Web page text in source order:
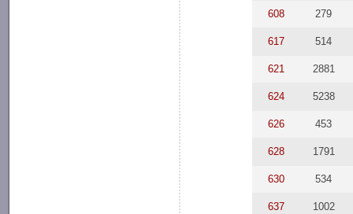
608 279
617 514
621 2881
624 5238
626 453
628 1791
630 534
637 1002